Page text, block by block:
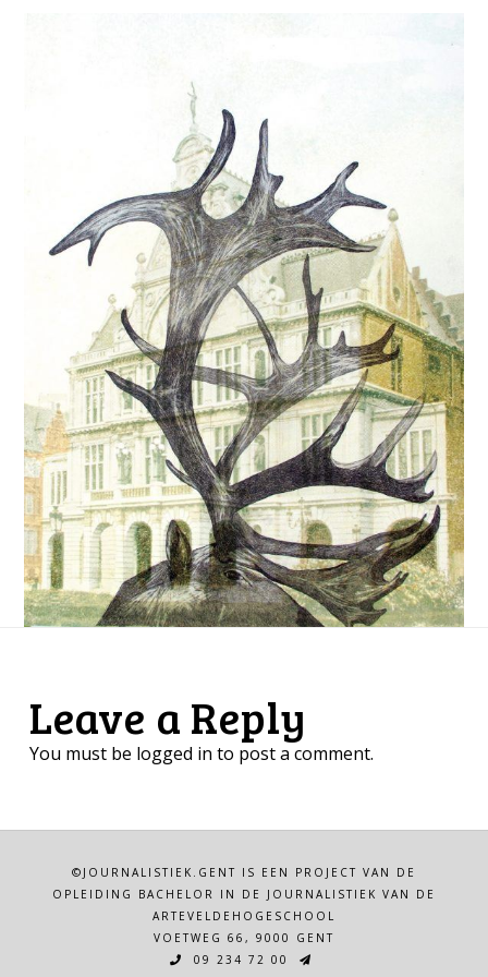
Leave a Reply
You must be logged in to post a comment.
©JOURNALISTIEK.GENT IS EEN PROJECT VAN DE
OPLEIDING BACHELOR IN DE JOURNALISTIEK VAN DE
ARTEVELDEHOGESCHOOL
VOETWEG 66, 9000 GENT
09 234 72 00